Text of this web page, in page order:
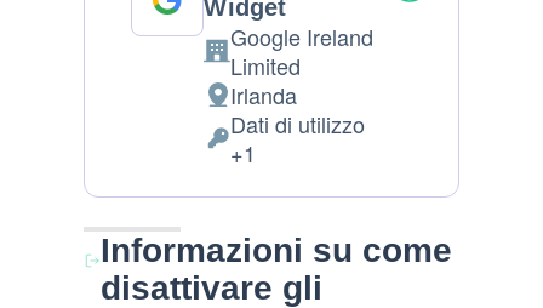
Widget
Azienda:
Google Ireland
Limited
Luogo
del
trattamento:
Irlanda
Dati
Dati di utilizzo
+1
Informazioni su come
disattivare gli